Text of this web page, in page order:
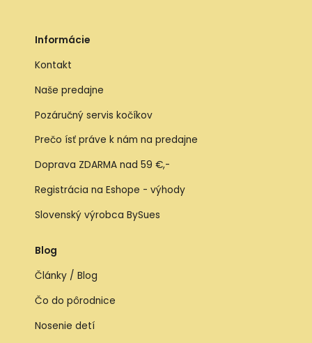
Informácie
Kontakt
Naše predajne
Pozáručný servis kočíkov
Prečo ísť práve k nám na predajne
Doprava ZDARMA nad 59 €,-
Registrácia na Eshope - výhody
Slovenský výrobca BySues
Blog
Články / Blog
Čo do pôrodnice
Nosenie detí